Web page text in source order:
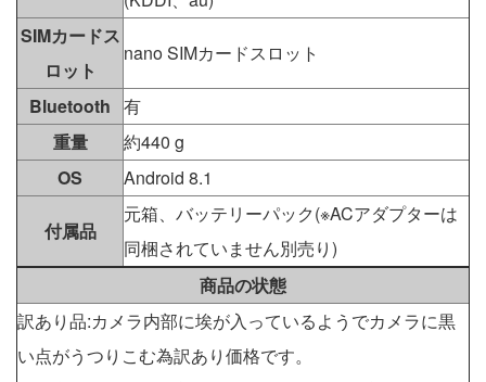
SIMカードス
ロット
nano SIMカードスロット
Bluetooth 有
重量
約440 g
OS
Android 8.1
付属品
元箱、バッテリーパック(※ACアダプターは
同梱されていません別売り)
商品の状態
訳あり品:カメラ内部に埃が入っているようでカメラに黒
い点がうつりこむ為訳あり価格です。